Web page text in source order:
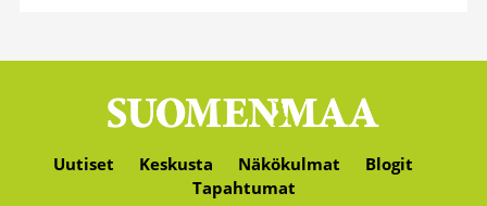
Uutiset Keskusta Näkökulmat
Blogit
Tapahtumat